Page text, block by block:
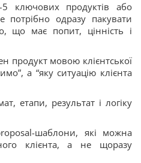
ключових продуктів або
потрібно одразу пакувати
що має попит, цінність і
продукт мовою клієнтської
а “яку ситуацію клієнта
етапи, результат і логіку
шаблони, які можна
клієнта, а не щоразу